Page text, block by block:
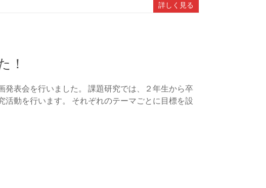
詳しく見る
！
発表会を行いました。 課題研究では、２年生から卒
動を行います。 それぞれのテーマごとに目標を設